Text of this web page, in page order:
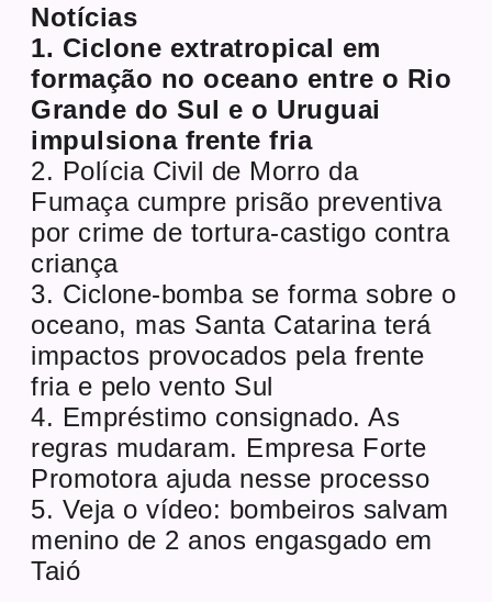
Notícias
1. Ciclone extratropical em
formação no oceano entre o Rio
Grande do Sul e o Uruguai
impulsiona frente fria
2. Polícia Civil de Morro da
Fumaça cumpre prisão preventiva
por crime de tortura-castigo contra
criança
3. Ciclone-bomba se forma sobre o
oceano, mas Santa Catarina terá
impactos provocados pela frente
fria e pelo vento Sul
4. Empréstimo consignado. As
regras mudaram. Empresa Forte
Promotora ajuda nesse processo
5. Veja o vídeo: bombeiros salvam
menino de 2 anos engasgado em
Taió